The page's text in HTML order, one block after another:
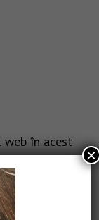
web în acest
×